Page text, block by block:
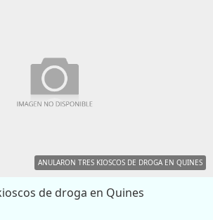
ANULARON TRES KIOSCOS DE DROGA EN QUINES
de droga en Quines